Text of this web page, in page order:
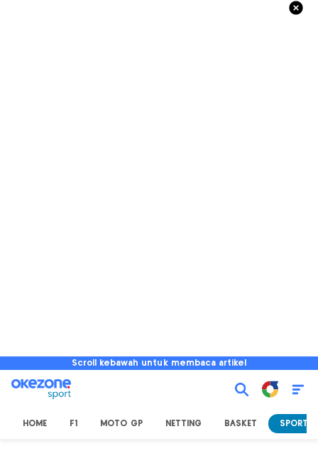
Scroll kebawah untuk membaca artikel
HOME F1 MOTO GP NETTING BASKET SPORT